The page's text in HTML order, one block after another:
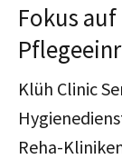
Fokus
Klüh Clinic
Reha-